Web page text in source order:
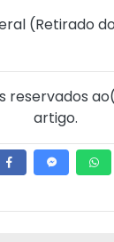
(Retirado
reservados
artigo.